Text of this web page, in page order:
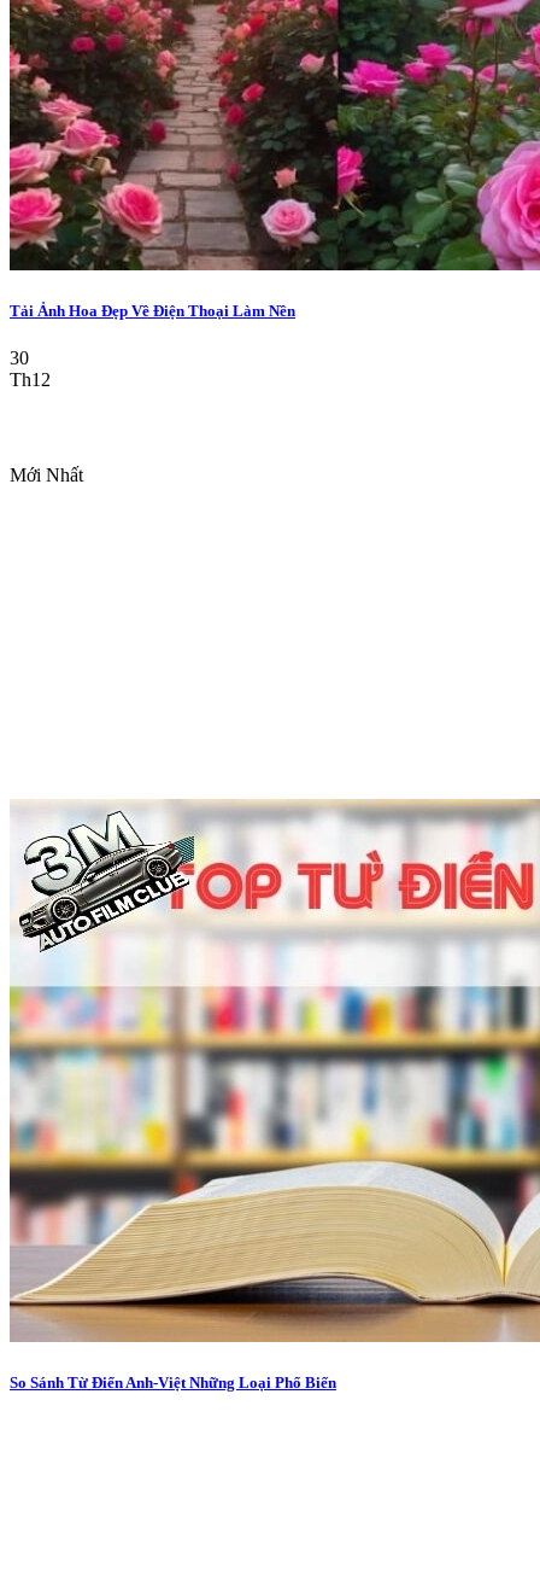
Tải Ảnh Hoa Đẹp Về Điện Thoại Làm Nền
30
Th12
Mới Nhất
So Sánh Từ Điển Anh-Việt Những Loại Phổ Biến